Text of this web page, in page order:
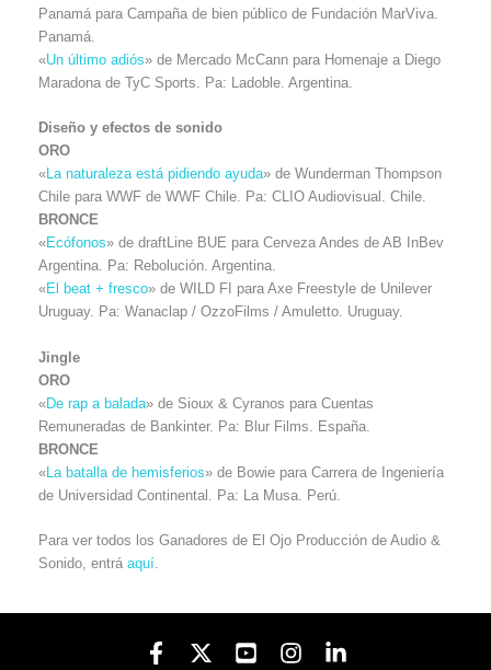
Panamá para Campaña de bien público de Fundación MarViva.
Panamá.
«Un último adiós» de Mercado McCann para Homenaje a Diego
Maradona de TyC Sports. Pa: Ladoble. Argentina.
Diseño y efectos de sonido
ORO
«La naturaleza está pidiendo ayuda» de Wunderman Thompson
Chile para WWF de WWF Chile. Pa: CLIO Audiovisual. Chile.
BRONCE
«Ecófonos» de draftLine BUE para Cerveza Andes de AB InBev
Argentina. Pa: Rebolución. Argentina.
«El beat + fresco» de WILD FI para Axe Freestyle de Unilever
Uruguay. Pa: Wanaclap / OzzoFilms / Amuletto. Uruguay.
Jingle
ORO
«De rap a balada» de Sioux & Cyranos para Cuentas
Remuneradas de Bankinter. Pa: Blur Films. España.
BRONCE
«La batalla de hemisferios» de Bowie para Carrera de Ingeniería
de Universidad Continental. Pa: La Musa. Perú.
Para ver todos los Ganadores de El Ojo Producción de Audio &
Sonido, entrá aquí.